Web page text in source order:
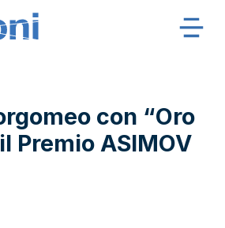
con “Oro
Premio ASIMOV